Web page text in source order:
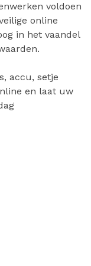
voldoen
online
in het vaandel
accu, setje
en laat uw